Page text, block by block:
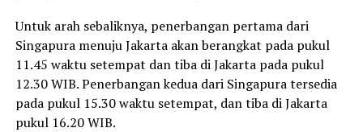
Untuk arah sebaliknya, penerbangan pertama dari
Singapura menuju Jakarta akan berangkat pada pukul
11.45 waktu setempat dan tiba di Jakarta pada pukul
12.30 WIB. Penerbangan kedua dari Singapura tersedia
pada pukul 15.30 waktu setempat, dan tiba di Jakarta
pukul 16.20 WIB.